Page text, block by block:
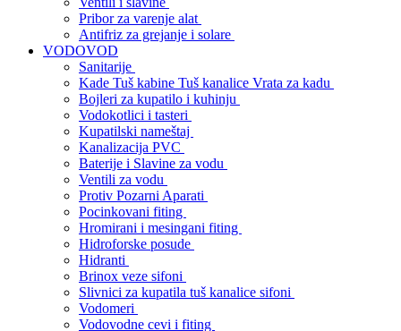
Pribor za varenje alat
Antifriz za grejanje i solare
VODOVOD
Sanitarije
Kade Tuš kabine Tuš kanalice Vrata za kadu
Bojleri za kupatilo i kuhinju
Vodokotlici i tasteri
Kupatilski nameštaj
Kanalizacija PVC
Baterije i Slavine za vodu
Ventili za vodu
Protiv Pozarni Aparati
Pocinkovani fiting
Hromirani i mesingani fiting
Hidroforske posude
Hidranti
Brinox veze sifoni
Slivnici za kupatila tuš kanalice sifoni
Vodomeri
Vodovodne cevi i fiting